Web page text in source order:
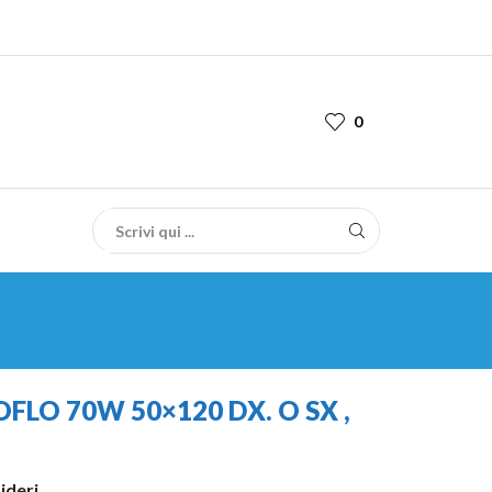
0
70W 50×120 DX. O SX ,